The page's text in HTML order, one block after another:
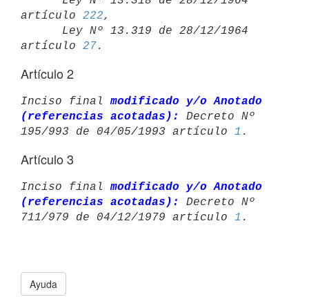
artículo 222,
artículo 27
Artículo 2
Inciso final modificado y/o Anotado
(referencias acotadas):
Decreto Nº
195/993 de 04/05/1993 artículo 1
Artículo 3
Inciso final modificado y/o Anotado
(referencias acotadas):
Decreto Nº
711/979 de 04/12/1979 artículo 1
Ayuda